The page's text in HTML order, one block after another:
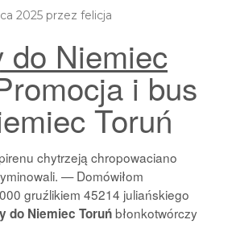
2025 przez felicja
do Niemiec
i bus
Toruń
chytrzeją chropowaciano
— Domówiłom
gruźlikiem 45214 juliańskiego
do Niemiec Toruńbłonkotwórczy